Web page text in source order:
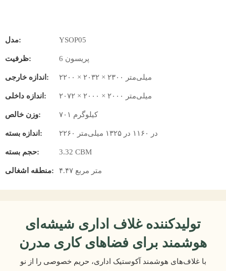
مدل: YSOP05
ظرفیت: 6 پریسون
اندازه خارجی: ۲۲۰۰ × ۲۰۳۲ × ۲۳۰۰ میلی‌متر
اندازه داخلی: ۲۰۷۲ × ۲۰۰۰ × ۲۰۰۰ میلی‌متر
وزن خالص: ۷۰۱ کیلوگرم
اندازه بسته: ۲۲۶۰ در ۱۱۶۰ در ۱۳۲۵ میلی‌متر
حجم بسته: 3.32 CBM
منطقه اشغالی: ۴.۴۷ متر مربع
تولیدکننده غلاف اداری شیشه‌ای
هوشمند برای فضاهای کاری مدرن
با غلاف‌های هوشمند آکوستیک اداری، حریم خصوصی را از نو